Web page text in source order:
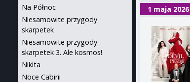
1 maja 2026
Na Północ
Niesamowite przygody
skarpetek
Niesamowite przygody
skarpetek 3. Ale kosmos!
Nikita
Noce Cabirii